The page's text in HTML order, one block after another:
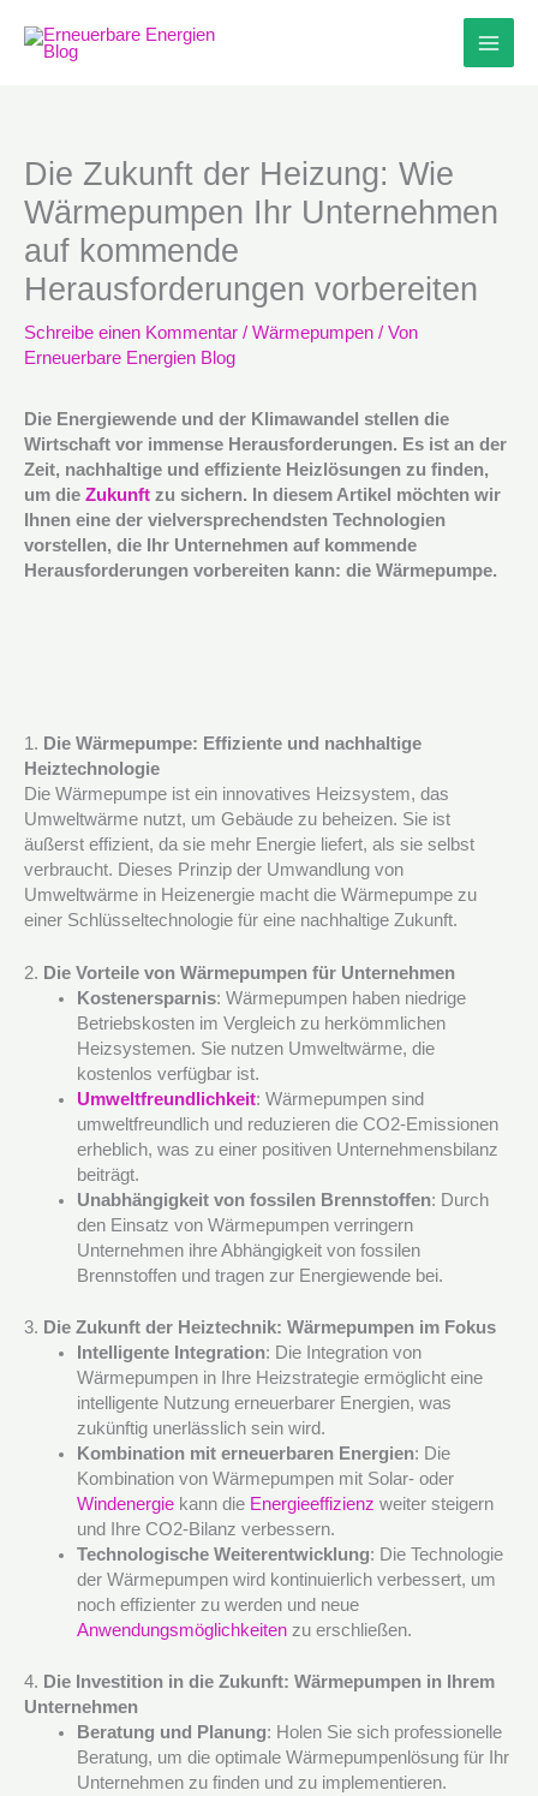
Inhalt
springen
Die Zukunft der Heizung: Wie
Wärmepumpen Ihr Unternehmen
auf kommende
Herausforderungen vorbereiten
Schreibe einen Kommentar / Wärmepumpen / Von
Erneuerbare Energien Blog
Die Energiewende und der Klimawandel stellen die
Wirtschaft vor immense Herausforderungen. Es ist an der
Zeit, nachhaltige und effiziente Heizlösungen zu finden,
um die Zukunft zu sichern. In diesem Artikel möchten wir
Ihnen eine der vielversprechendsten Technologien
vorstellen, die Ihr Unternehmen auf kommende
Herausforderungen vorbereiten kann: die Wärmepumpe.
1. Die Wärmepumpe: Effiziente und nachhaltige
Heiztechnologie
Die Wärmepumpe ist ein innovatives Heizsystem, das
Umweltwärme nutzt, um Gebäude zu beheizen. Sie ist
äußerst effizient, da sie mehr Energie liefert, als sie selbst
verbraucht. Dieses Prinzip der Umwandlung von
Umweltwärme in Heizenergie macht die Wärmepumpe zu
einer Schlüsseltechnologie für eine nachhaltige Zukunft.
2. Die Vorteile von Wärmepumpen für Unternehmen
Kostenersparnis: Wärmepumpen haben niedrige
Betriebskosten im Vergleich zu herkömmlichen
Heizsystemen. Sie nutzen Umweltwärme, die
kostenlos verfügbar ist.
Umweltfreundlichkeit: Wärmepumpen sind
umweltfreundlich und reduzieren die CO2-Emissionen
erheblich, was zu einer positiven Unternehmensbilanz
beiträgt.
Unabhängigkeit von fossilen Brennstoffen: Durch
den Einsatz von Wärmepumpen verringern
Unternehmen ihre Abhängigkeit von fossilen
Brennstoffen und tragen zur Energiewende bei.
3. Die Zukunft der Heiztechnik: Wärmepumpen im Fokus
Intelligente Integration: Die Integration von
Wärmepumpen in Ihre Heizstrategie ermöglicht eine
intelligente Nutzung erneuerbarer Energien, was
zukünftig unerlässlich sein wird.
Kombination mit erneuerbaren Energien: Die
Kombination von Wärmepumpen mit Solar- oder
Windenergiekann die Energieeffizienz weiter steigern
und Ihre CO2-Bilanz verbessern.
Technologische Weiterentwicklung: Die Technologie
der Wärmepumpen wird kontinuierlich verbessert, um
noch effizienter zu werden und neue
Anwendungsmöglichkeitenzu erschließen.
4. Die Investition in die Zukunft: Wärmepumpen in Ihrem
Unternehmen
Beratung und Planung: Holen Sie sich professionelle
Beratung, um die optimale Wärmepumpenlösung für Ihr
Unternehmen zu finden und zu implementieren.